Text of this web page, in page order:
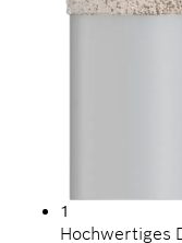
1
Hochwertiges